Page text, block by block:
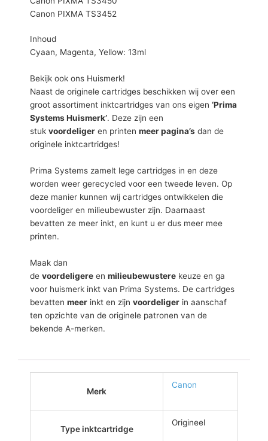
Canon PIXMA TS3452
Inhoud
Cyaan, Magenta, Yellow: 13ml
Bekijk ook ons Huismerk!
Naast de originele cartridges beschikken wij over een
groot assortiment inktcartridges van ons eigen ‘Prima
Systems Huismerk’. Deze zijn een
stuk voordeliger en printen meer pagina’s dan de
originele inktcartridges!
Prima Systems zamelt lege cartridges in en deze
worden weer gerecycled voor een tweede leven. Op
deze manier kunnen wij cartridges ontwikkelen die
voordeliger en milieubewuster zijn. Daarnaast
bevatten ze meer inkt, en kunt u er dus meer mee
printen.
Maak dan
de voordeligere en milieubewustere keuze en ga
voor huismerk inkt van Prima Systems. De cartridges
bevatten meer inkt en zijn voordeliger in aanschaf
ten opzichte van de originele patronen van de
bekende A-merken.
Merk
Canon
Type inktcartridge
Origineel